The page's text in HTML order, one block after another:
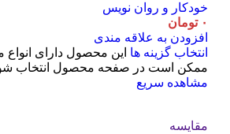
خودکار و روان نویس
۰ تومان
افزودن به علاقه مندی
انتخاب گزینه ها این محصول دارای
ممکن است در صفحه محصول انتخاب
مشاهده سریع
مقایسه